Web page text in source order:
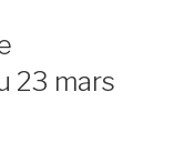
23 mars